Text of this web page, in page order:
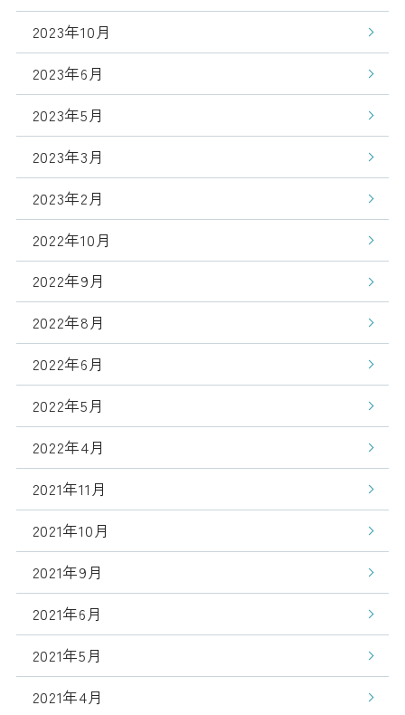
2023年10月
2023年6月
2023年5月
2023年3月
2023年2月
2022年10月
2022年9月
2022年8月
2022年6月
2022年5月
2022年4月
2021年11月
2021年10月
2021年9月
2021年6月
2021年5月
2021年4月